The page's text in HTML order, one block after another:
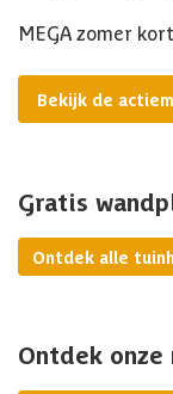
MEGA zomer
Bekijk de
Gratis
Ontdek alle
Ontdek onze